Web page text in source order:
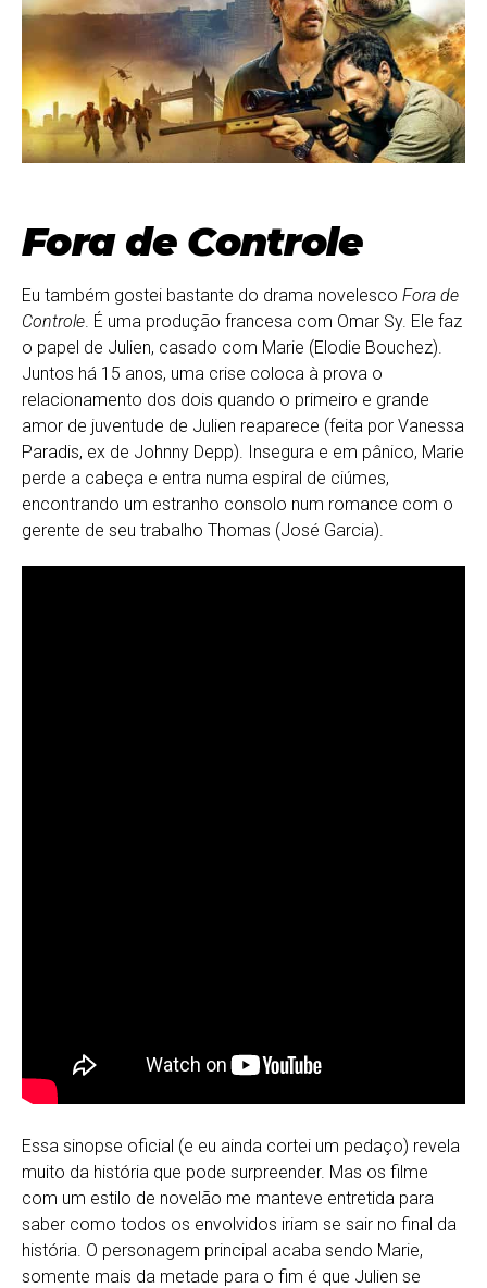
Fora de Controle
Eu também gostei bastante do drama novelesco Fora de
Controle. É uma produção francesa com Omar Sy. Ele faz
o papel de Julien, casado com Marie (Elodie Bouchez).
Juntos há 15 anos, uma crise coloca à prova o
relacionamento dos dois quando o primeiro e grande
amor de juventude de Julien reaparece (feita por Vanessa
Paradis, ex de Johnny Depp). Insegura e em pânico, Marie
perde a cabeça e entra numa espiral de ciúmes,
encontrando um estranho consolo num romance com o
gerente de seu trabalho Thomas (José Garcia).
Essa sinopse oficial (e eu ainda cortei um pedaço) revela
muito da história que pode surpreender. Mas os filme
com um estilo de novelão me manteve entretida para
saber como todos os envolvidos iriam se sair no final da
história. O personagem principal acaba sendo Marie,
somente mais da metade para o fim é que Julien se